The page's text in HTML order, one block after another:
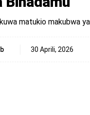
matukio makubwa
30 Aprili, 2026